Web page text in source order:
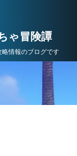
ゃ冒険譚
情報のブログです